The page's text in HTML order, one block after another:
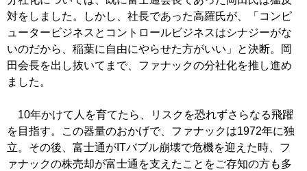
対をしました。しかし、社長であった高羅氏が、「コンピ
ュータービジネスとコントロールビジネスはシナジーがな
いのだから、稲葉に自由にやらせた方がいい」と決断。岡
田会長を出し抜いてまで、ファナックの分社化を推し進め
ました。
10年かけて人を育てたら、リスクを恐れずさらなる飛躍
を目指す。この器量のおかげで、ファナックは1972年に独
立。その後、富士通がITバブル崩壊で危機を迎えた時、フ
ァナックの株売却が富士通を支えたことをご存知の方も多